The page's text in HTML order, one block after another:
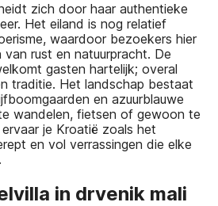
zich door haar authentieke
Het eiland is nog relatief
waardoor bezoekers hier
rust en natuurpracht. De
gasten hartelijk; overal
traditie. Het landschap bestaat
en azuurblauwe
wandelen, fietsen of gewoon te
je Kroatië zoals het
en vol verrassingen die elke
in drvenik mali